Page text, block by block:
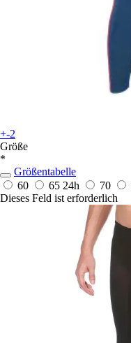
+-2
Größe
*
Größentabelle
60
65 24h 70
Dieses Feld ist erforderlich